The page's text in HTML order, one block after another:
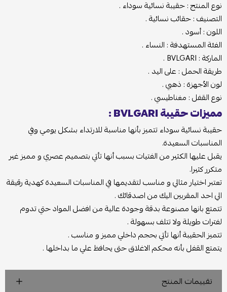
نوع المنتج : حقيبة نسائية سوداء .
التصنيف : حقائب نسائية .
اللون : أسود .
الفئة المستهدفة : النساء .
الماركة : BVLGARI .
طريقة الحمل : على اليد .
لون الأجهزة : ذهبي .
نوع القفل : مغناطيسي .
مميزات حقيبة BVLGARI :
حقيبة نسائية سوداء تتميز بأنها مناسبة للارتداء بشكل يومي وفي
المناسبات السعيدة.
يقبل عليها الكثير من الفتيات بسبب أنها تأتي بتصميم عصري و مميز غير
متكرر كثيرا.
تعتبر اختيار مثالي و مناسب لتقديمها في المناسبات السعيدة كهدية رقيقة
الي احد المقربين اليك من اصدقائك .
تتمتع بانها مصنوعة بدقة وجودة عالية من افضل المواد حتي تدوم
لفترات طويلة ولا تتلف بسهولة .
تتميز الحقيبة أنها تأتي بحجم داخلي مميز و مناسب .
يتمتع القفل بأنه محكم الاغلاق حتى يحافظ علي ما بداخلها .
تقييمات المنتج